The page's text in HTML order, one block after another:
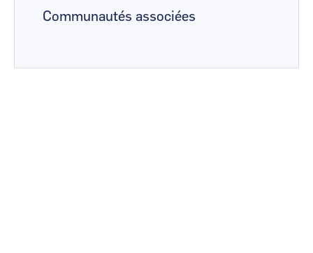
Communautés associées